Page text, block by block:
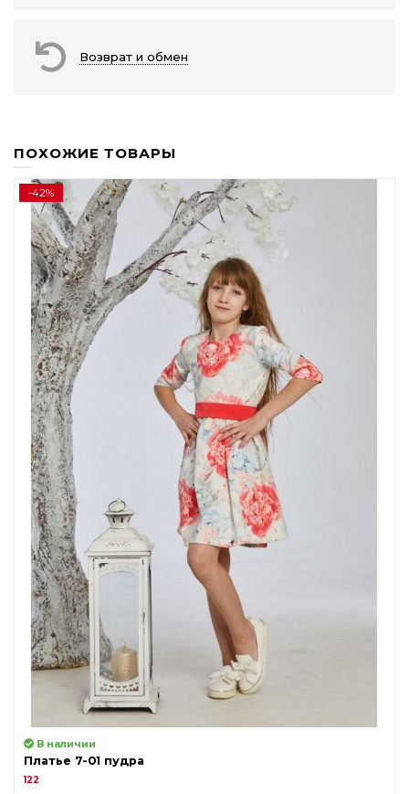
Возврат и обмен
ПОХОЖИЕ ТОВАРЫ
-42%
В наличии
Платье 7-01 пудра
122